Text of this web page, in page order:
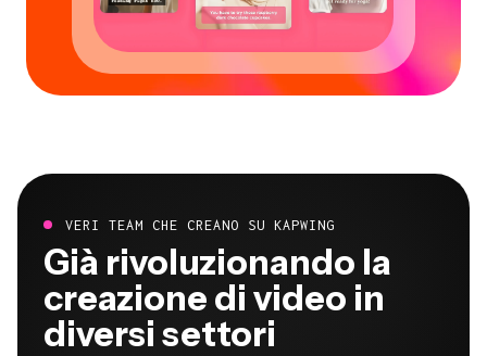
VERI TEAM CHE CREANO SU KAPWING
Già rivoluzionando la
creazione di video in
diversi settori